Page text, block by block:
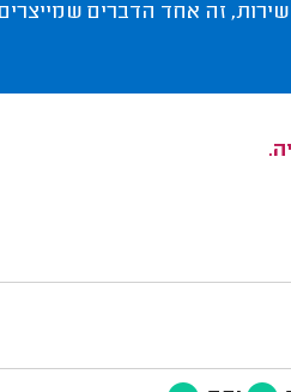
שירות, זה אחד הדברים